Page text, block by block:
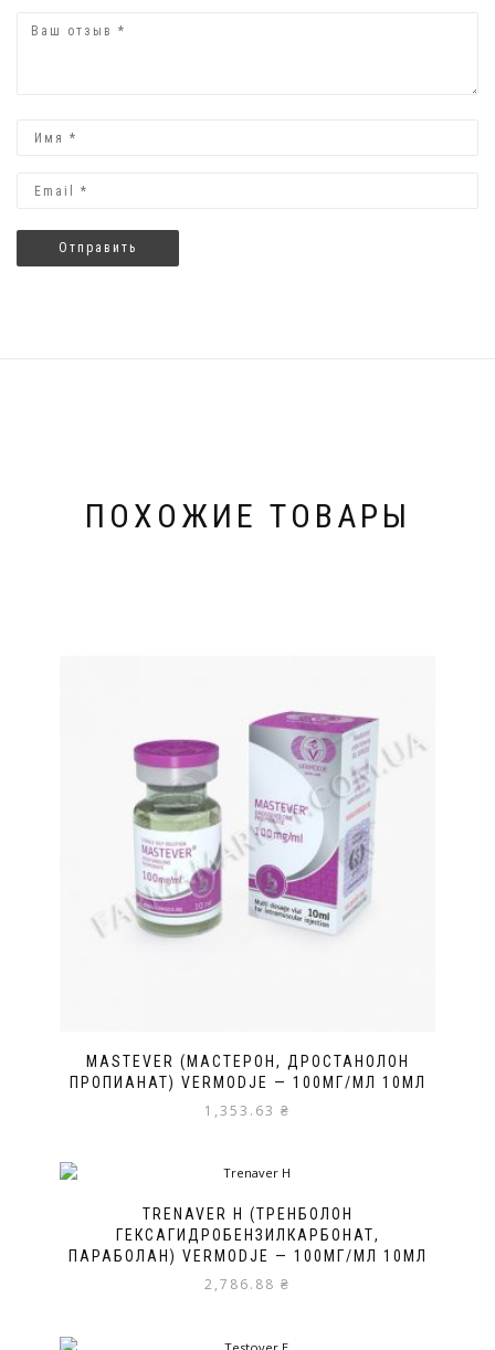
ПОХОЖИЕ ТОВАРЫ
MASTEVER (МАСТЕРОН, ДРОСТАНОЛОН
ПРОПИАНАТ) VERMODJE — 100МГ/МЛ 10МЛ
1,353.63 ₴
TRENAVER H (ТРЕНБОЛОН
ГЕКСАГИДРОБЕНЗИЛКАРБОНАТ,
ПАРАБОЛАН) VERMODJE — 100МГ/МЛ 10МЛ
2,786.88 ₴